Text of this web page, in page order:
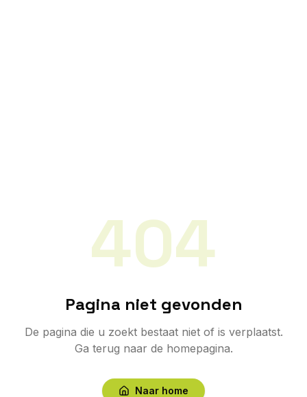
404
Pagina niet gevonden
De pagina die u zoekt bestaat niet of is verplaatst.
Ga terug naar de homepagina.
Naar home